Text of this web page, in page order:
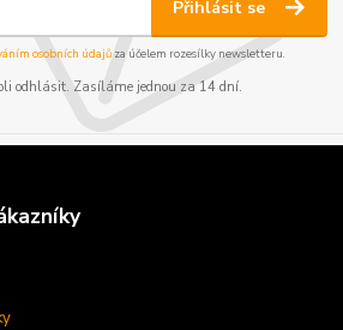
Přihlásit se
osobních údajůza účelem rozesílky newsletteru.
odhlásit. Zasíláme jednou za 14 dní.